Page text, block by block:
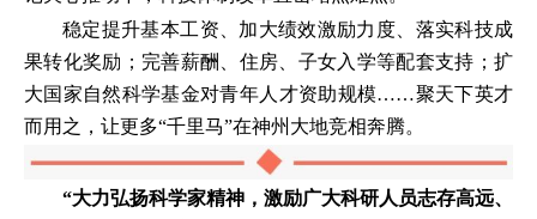
稳定提升基本工资、加大绩效激励力度、落实科技成
果转化奖励；完善薪酬、住房、子女入学等配套支持；扩
大国家自然科学基金对青年人才资助规模……聚天下英才
而用之，让更多“千里马”在神州大地竞相奔腾。
“大力弘扬科学家精神，激励广大科研人员志存高远、